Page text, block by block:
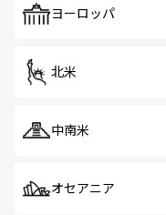
で、ホーカー
ヨーロッパ
北米
中南米
オセアニア